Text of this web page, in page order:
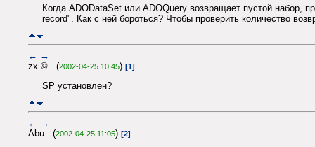
Когда ADODataSet или ADOQuery возвращает пустой набор,
record". Как с ней бороться? Чтобы проверить количество
← →
zx © (2002-04-25 10:45) [1]
SP установлен?
← →
Abu (2002-04-25 11:05) [2]